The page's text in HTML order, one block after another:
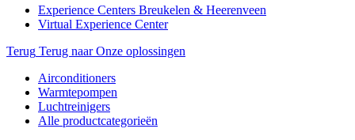
Experience Centers Breukelen & Heerenveen
Virtual Experience Center
Terug Terug naar Onze oplossingen
Airconditioners
Warmtepompen
Luchtreinigers
Alle productcategorieën